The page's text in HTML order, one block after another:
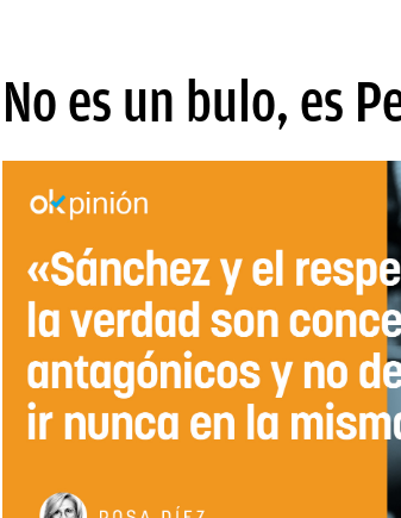
No es un bulo, es